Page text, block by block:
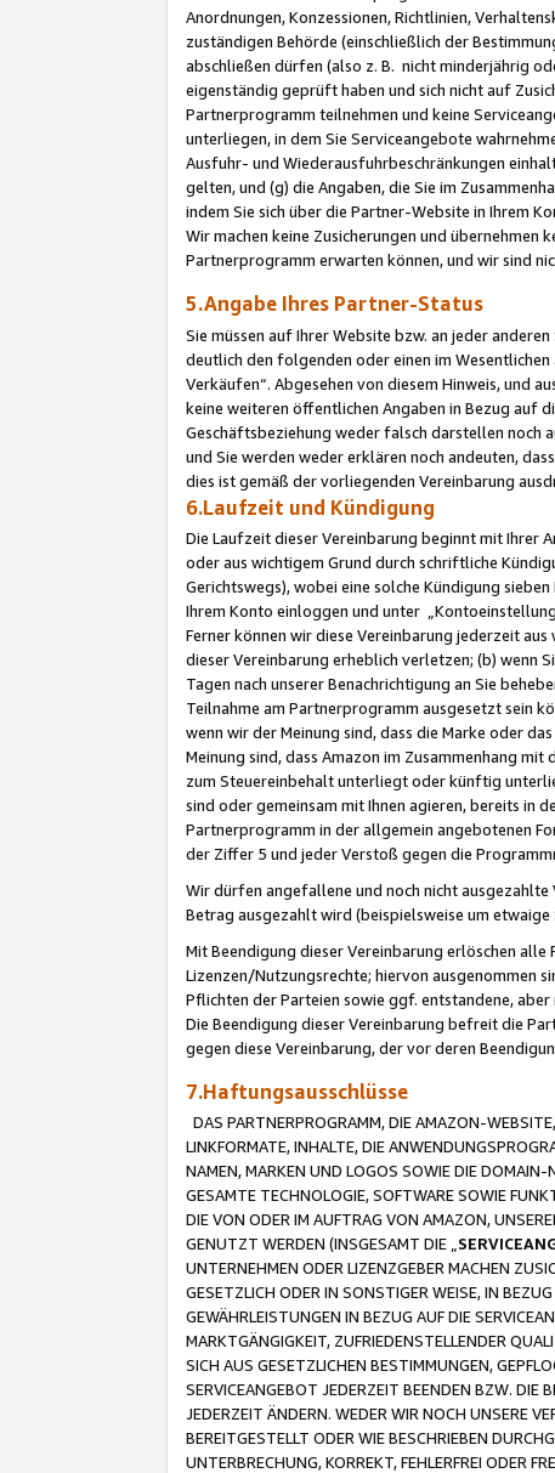
Anordnungen, Konzessionen, Richtlinien,
zuständigen Behörde (einschließlich der
abschließen dürfen (also z. B. nicht minderjährig
eigenständig geprüft haben und sich nicht auf
Partnerprogramm teilnehmen und keine
unterliegen, in dem Sie Serviceangebote
Ausfuhr- und Wiederausfuhrbeschränkungen
gelten, und (g) die Angaben, die Sie im
indem Sie sich über die Partner-Website in Ihrem
Wir machen keine Zusicherungen und übernehmen
Partnerprogramm erwarten können, und wir sind
5.Angabe Ihres Partner-Status
Sie müssen auf Ihrer Website bzw. an jeder
deutlich den folgenden oder einen im
Verkäufen“. Abgesehen von diesem Hinweis, und
keine weiteren öffentlichen Angaben in Bezug auf
Geschäftsbeziehung weder falsch darstellen noch
und Sie werden weder erklären noch andeuten,
dies ist gemäß der vorliegenden Vereinbarung
6.Laufzeit und Kündigung
Die Laufzeit dieser Vereinbarung beginnt mit Ihrer
oder aus wichtigem Grund durch schriftliche
Gerichtswegs), wobei eine solche Kündigung
Ihrem Konto einloggen und unter
Ferner können wir diese Vereinbarung jederzeit
dieser Vereinbarung erheblich verletzen; (b) wenn
Tagen nach unserer Benachrichtigung an Sie
Teilnahme am Partnerprogramm ausgesetzt sein
wenn wir der Meinung sind, dass die Marke oder
Meinung sind, dass Amazon im Zusammenhang
zum Steuereinbehalt unterliegt oder künftig
sind oder gemeinsam mit Ihnen agieren, bereits in
Partnerprogramm in der allgemein angebotenen
der Ziffer 5 und jeder Verstoß gegen die
Wir dürfen angefallene und noch nicht
Betrag ausgezahlt wird (beispielsweise um
Mit Beendigung dieser Vereinbarung erlöschen
Lizenzen/Nutzungsrechte; hiervon ausgenommen
Pflichten der Parteien sowie ggf. entstandene,
Die Beendigung dieser Vereinbarung befreit die
gegen diese Vereinbarung, der vor deren
7.Haftungsausschlüsse
DAS PARTNERPROGRAMM, DIE AMAZON-
LINKFORMATE, INHALTE, DIE
NAMEN, MARKEN UND LOGOS SOWIE DIE
GESAMTE TECHNOLOGIE, SOFTWARE SOWIE
DIE VON ODER IM AUFTRAG VON AMAZON,
GENUTZT WERDEN (INSGESAMT DIE „
UNTERNEHMEN ODER LIZENZGEBER MACHEN
GESETZLICH ODER IN SONSTIGER WEISE, IN
GEWÄHRLEISTUNGEN IN BEZUG AUF DIE
MARKTGÄNGIGKEIT, ZUFRIEDENSTELLENDER
SICH AUS GESETZLICHEN BESTIMMUNGEN,
SERVICEANGEBOT JEDERZEIT BEENDEN BZW. DIE
JEDERZEIT ÄNDERN. WEDER WIR NOCH UNSERE
BEREITGESTELLT ODER WIE BESCHRIEBEN
UNTERBRECHUNG, KORREKT, FEHLERFREI ODER